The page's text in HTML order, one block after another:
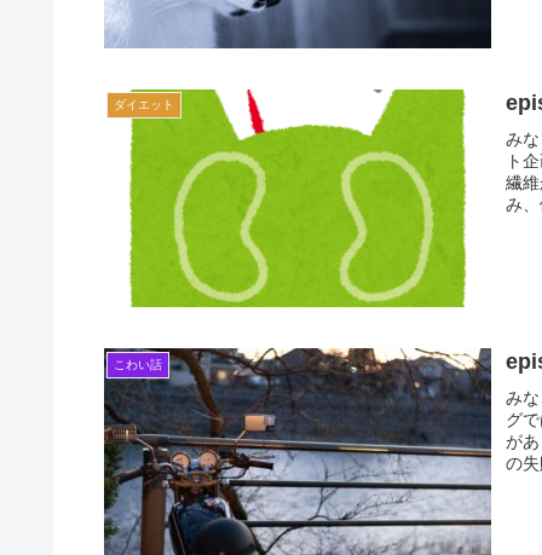
ダイエット
み
ト
繊
み
こわい話
み
グ
が
の